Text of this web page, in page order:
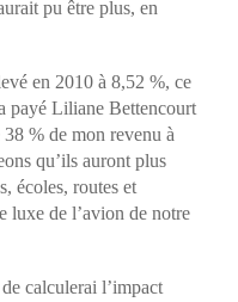
pu être plus, en
en 2010 à 8,52 %, ce
payé Liliane Bettencourt
% de mon revenu à
qu’ils auront plus
écoles, routes et
luxe de l’avion de notre
calculerai l’impact